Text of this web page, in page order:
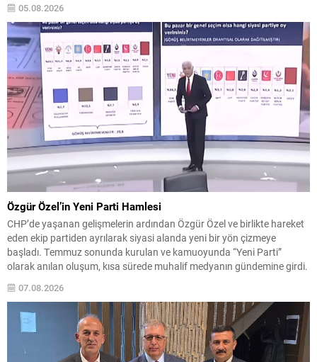
CHP’deki isimlere istifa çağrısında bulundu....
05.08.2026
Özgür Özel’in Yeni Parti Hamlesi
CHP’de yaşanan gelişmelerin ardından Özgür Özel ve birlikte hareket
eden ekip partiden ayrılarak siyasi alanda yeni bir yön çizmeye
başladı. Temmuz sonunda kurulan ve kamuoyunda “Yeni Parti”
olarak anılan oluşum, kısa sürede muhalif medyanın gündemine girdi.
Kuruluşun hemen ardından bazı anket sonuçları kamuoyuna
yansıyınca, partinin tabanda karşılık bulduğu iddiaları gündemi...
07.08.2026